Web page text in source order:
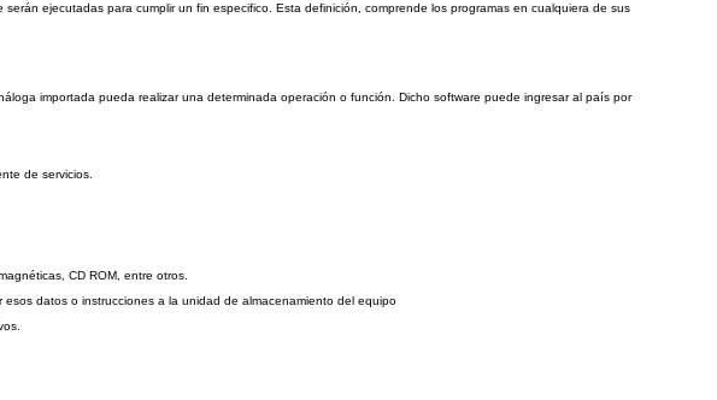
ejecutadas para cumplir un fin especifico. Esta definición, comprende los programas en cualquiera de sus
importada pueda realizar una determinada operación o función. Dicho software puede ingresar al país por
de servicios.
CD ROM, entre otros.
datos o instrucciones a la unidad de almacenamiento del equipo